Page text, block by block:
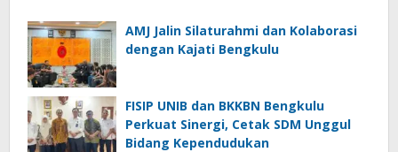
AMJ Jalin Silaturahmi dan Kolaborasi
dengan Kajati Bengkulu
FISIP UNIB dan BKKBN Bengkulu
Perkuat Sinergi, Cetak SDM Unggul
Bidang Kependudukan